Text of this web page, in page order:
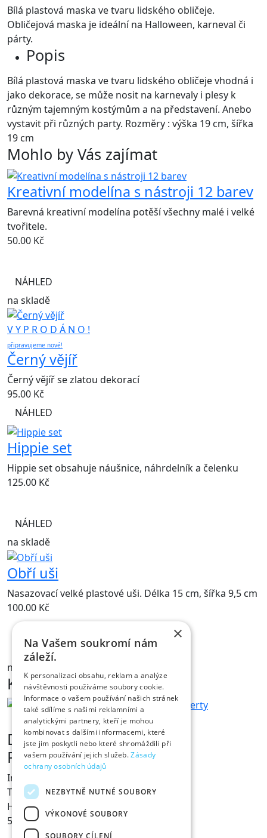
Bílá plastová maska ve tvaru lidského obličeje.
Obličejová maska je ideální na Halloween, karneval či
párty.
Popis
Bílá plastová maska ve tvaru lidského obličeje vhodná i
jako dekorace, se může nosit na karnevaly i plesy k
různým tajemným kostýmům a na představení. Anebo
vystavit při různých party. Rozměry : výška 19 cm, šířka
19 cm
Mohlo by Vás zajímat
Kreativní modelína s nástroji 12 barev
Barevná kreativní modelína potěší všechny malé i velké
tvořitele.
50.00 Kč
NÁHLED
na skladě
V Y P R O D Á N O !
připravujeme nové!
Černý vějíř
Černý vějíř se zlatou dekorací
95.00 Kč
NÁHLED
Hippie set
Hippie set obsahuje náušnice, náhrdelník a čelenku
125.00 Kč
NÁHLED
na skladě
Obří uši
Nasazovací velké plastové uši. Délka 15 cm, šířka 9,5 cm
100.00 Kč
NÁHLED
na skladě
Kontakt
Dárky s vtipem
Prodejna Fóry a žerty
Ing. Václav Pícha
Tylovo nábřeží 367
Hradec Králové
500 02
×
Na Vašem soukromí nám
záleží.
K personalizaci obsahu, reklam a analýze
návštěvnosti používáme soubory cookie.
Informace o vašem používání našich stránek
také sdílíme s našimi reklamními a
analytickými partnery, kteří je mohou
kombinovat s dalšími informacemi, které
jste jim poskytli nebo které shromáždili při
vašem používání jejich služeb.Zásady
ochrany osobních údajů
NEZBYTNĚ NUTNÉ SOUBORY
VÝKONOVÉ SOUBORY
SOUBORY CÍLENÍ